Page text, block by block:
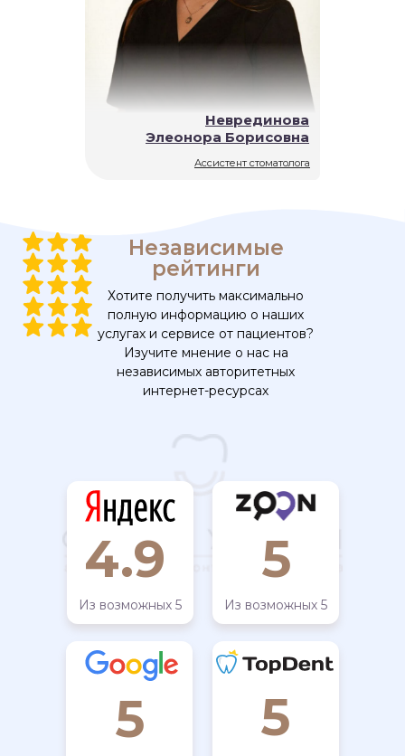
Ассистент стоматолога
Неврединова
Элеонора Борисовна
Хотите получить максимально
полную информацию о наших
услугах и сервисе от пациентов?
Изучите мнение о нас на
независимых авторитетных
интернет-ресурсах
Из возможных 5
4.9
Из возможных 5
5
5 5
Независимые
рейтинги